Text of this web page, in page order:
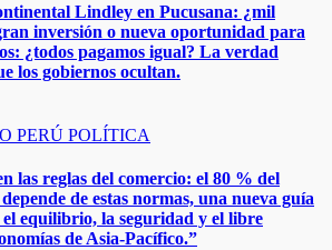
Lindley en Pucusana: ¿mil
inversión o nueva oportunidad para
¿todos pagamos igual? La verdad
los gobiernos ocultan.
PERÚ POLÍTICA
las reglas del comercio: el 80 % del
de estas normas, una nueva guía
equilibrio, la seguridad y el libre
de Asia-Pacífico.”​